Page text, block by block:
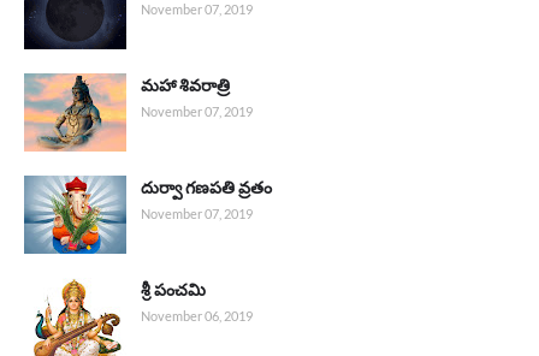
November 07, 2019
మహా శివరాత్రి
November 07, 2019
దుర్వా గణపతి వ్రతం
November 07, 2019
శ్రీ పంచమి
November 06, 2019